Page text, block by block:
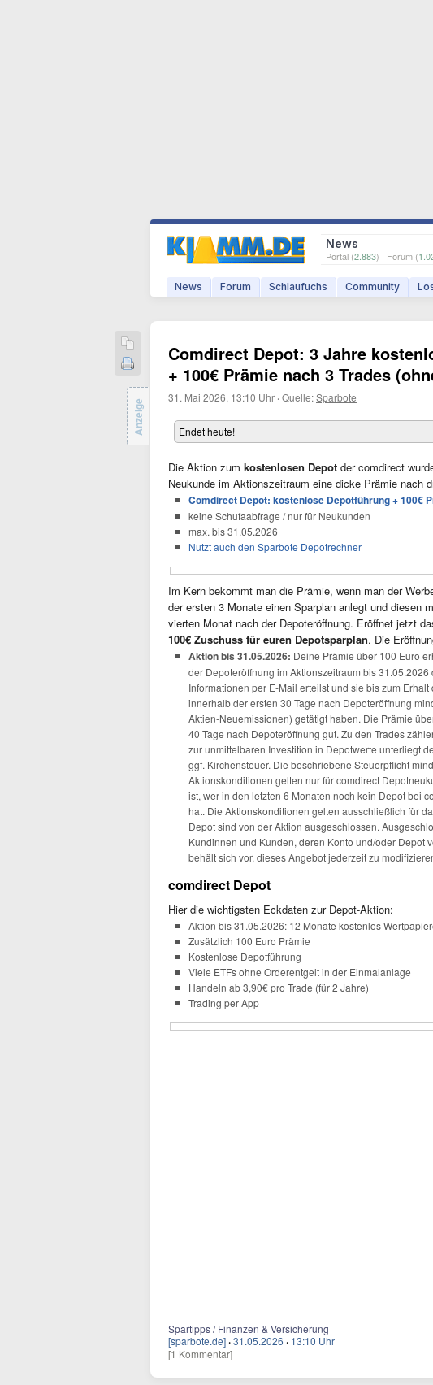
News
Portal (2.883) · Forum (
News Forum Schlaufuchs Community
Comdirect Depot: 3 Jahre
+ 100€ Prämie nach 3 Trades
31. Mai 2026, 13:10 Uhr ·Quelle:Sparbote
Endet heute!
Die Aktion zum kostenlosen Depot der comdirect
Neukunde im Aktionszeitraum eine dicke Prämie nach
Comdirect Depot: kostenlose Depotführung + 100€
keine Schufaabfrage / nur für Neukunden
max. bis 31.05.2026
Nutzt auch den Sparbote Depotrechner
Im Kern bekommt man die Prämie, wenn man der
der ersten 3 Monate einen Sparplan anlegt und diesen
vierten Monat nach der Depoteröffnung. Eröffnet jetzt
100€ Zuschuss für euren Depotsparplan. Die
Aktion bis 31.05.2026: Deine Prämie über 100 Euro
der Depoteröffnung im Aktionszeitraum bis
Informationen per E-Mail erteilst und sie bis zum
innerhalb der ersten 30 Tage nach Depoteröffnung
Aktien-Neuemissionen) getätigt haben. Die Prämie
40 Tage nach Depoteröffnung gut. Zu den Trades
zur unmittelbaren Investition in Depotwerte unterliegt
ggf. Kirchensteuer. Die beschriebene Steuerpflicht
Aktionskonditionen gelten nur für comdirect
ist, wer in den letzten 6 Monaten noch kein Depot bei
hat. Die Aktionskonditionen gelten ausschließlich für
Depot sind von der Aktion ausgeschlossen.
Kundinnen und Kunden, deren Konto und/oder Depot
behält sich vor, dieses Angebot jederzeit zu
comdirect Depot
Hier die wichtigsten Eckdaten zur Depot-Aktion:
Aktion bis 31.05.2026: 12 Monate kostenlos
Zusätzlich 100 Euro Prämie
Kostenlose Depotführung
Viele ETFs ohne Orderentgelt in der Einmalanlage
Handeln ab 3,90€ pro Trade (für 2 Jahre)
Trading per App
Spartipps / Finanzen & Versicherung
[sparbote.de] ·31.05.2026 · 13:10 Uhr
[1 Kommentar]
Anzeige